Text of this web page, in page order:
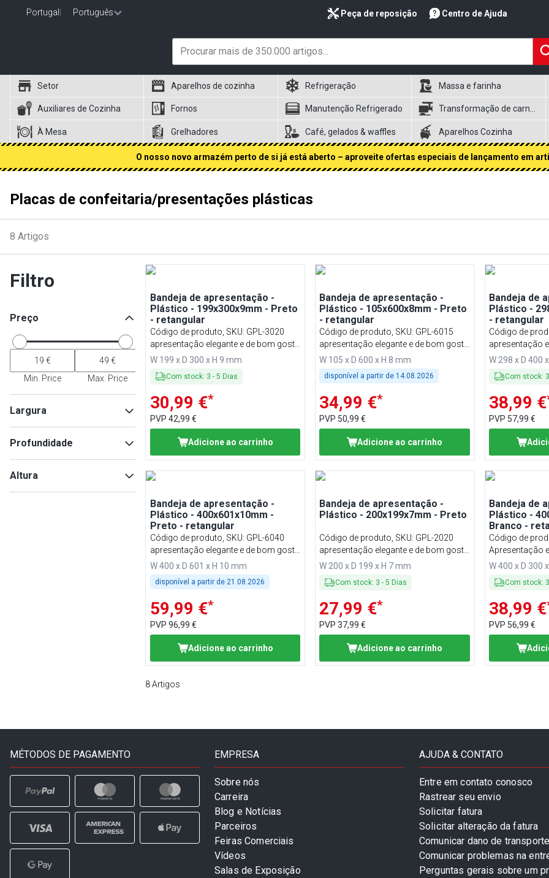
Portugal Português Peça de reposição Centro de Ajuda
Setor Aparelhos de cozinha Refrigeração Massa e farinha
Auxiliares de Cozinha Fornos Manutenção Refrigerado
À Mesa Grelhadores Café, gelados & waffles Aparelhos Cozinha
O nosso novo armazém perto de si já está aberto – aproveite ofertas especiais de lançamento em
Placas de confeitaria/presentações plásticas
8 Artigos
Filtro
Preço
Min. Price Max. Price
Largura
Profundidade
Altura
Bandeja de apresentação -
Plástico - 199x300x9mm - Preto
- retangular
Código de produto, SKU: GPL-3020
apresentação elegante e de bom gosto
para seus produtos de padaria de
W 199 x D 300 x H 9 mm
Com stock: 3 - 5 Dias
30,99 €*
PVP 42,99 €
Adicione ao carrinho
Bandeja de apresentação -
Plástico - 105x600x8mm - Preto
- retangular
Código de produto, SKU: GPL-6015
apresentação elegante e de bom gosto
para seus produtos de padaria de
qualidade
W 105 x D 600 x H 8 mm
disponível a partir de 14.08.2026
34,99 €*
PVP 50,99 €
Adicione ao carrinho
Bandeja de
Plástico -
- retangular
Código de
apresentação
para seus
W 298 x D 400
Com stock: 3
38,99 €
PVP 57,99 €
Bandeja de apresentação -
Plástico - 400x601x10mm -
Preto - retangular
Código de produto, SKU: GPL-6040
apresentação elegante e de bom gosto
para seus produtos de padaria de
qualidade
W 400 x D 601 x H 10 mm
disponível a partir de 21.08.2026
59,99 €*
PVP 96,99 €
Adicione ao carrinho
Bandeja de apresentação -
Plástico - 200x199x7mm - Preto
Código de produto, SKU: GPL-2020
apresentação elegante e de bom gosto
para seus produtos de padaria de
W 200 x D 199 x H 7 mm
Com stock: 3 -5 Dias
27,99 €*
PVP37,99 €
Adicione ao carrinho
Bandeja de
Plástico -
Branco -
Código de
Apresentação
gosto para
W 400 x D 300
Com stock: 3
38,99 €
PVP 56,99 €
8 Artigos
MÉTODOS DE PAGAMENTO EMPRESA
Sobre nós
Carreira
Blog e Notícias
Parceiros
Feiras Comerciais
Vídeos
Salas de Exposição
AJUDA & CONTATO
Entre em contato conosco
Rastrear seu envio
Solicitar fatura
Solicitar alteração da fatura
Comunicar dano de transporte
Comunicar problemas na
Perguntas gerais sobre um